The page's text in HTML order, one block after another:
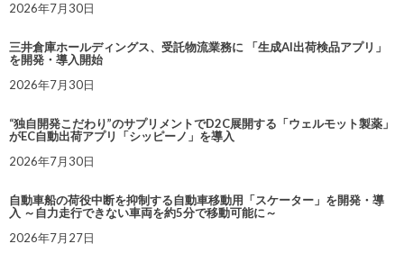
2026年7月30日
三井倉庫ホールディングス、受託物流業務に 「生成AI出荷検品アプリ」
を開発・導入開始
2026年7月30日
“独自開発こだわり”のサプリメントでD2C展開する「ウェルモット製薬」
がEC自動出荷アプリ「シッピーノ」を導入
2026年7月30日
自動車船の荷役中断を抑制する自動車移動用「スケーター」を開発・導
入 ～自力走行できない車両を約5分で移動可能に～
2026年7月27日